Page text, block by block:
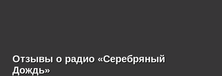
Отзывы о радио «Серебряный
Дождь»